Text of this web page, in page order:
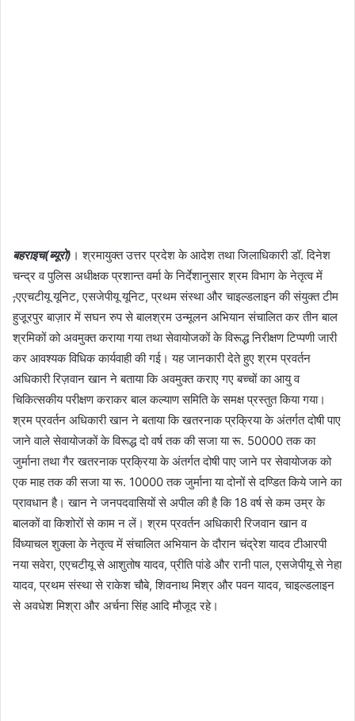
बहराइच(ब्यूरो) । श्रमायुक्त उत्तर प्रदेश के आदेश तथा जिलाधिकारी डॉ. दिनेश
चन्द्र व पुलिस अधीक्षक प्रशान्त वर्मा के निर्देशानुसार श्रम विभाग के नेतृत्व में
,एएचटीयू यूनिट, एसजेपीयू यूनिट, प्रथम संस्था और चाइल्डलाइन की संयुक्त टीम
हुजू़रपुर बाज़ार में सघन रुप से बालश्रम उन्मूलन अभियान संचालित कर तीन बाल
श्रमिकों को अवमुक्त कराया गया तथा सेवायोजकों के विरूद्ध निरीक्षण टिप्पणी जारी
कर आवश्यक विधिक कार्यवाही की गई। यह जानकारी देते हुए श्रम प्रवर्तन
अधिकारी रिज़वान खान ने बताया कि अवमुक्त कराए गए बच्चों का आयु व
चिकित्सकीय परीक्षण कराकर बाल कल्याण समिति के समक्ष प्रस्तुत किया गया।
श्रम प्रवर्तन अधिकारी खान ने बताया कि खतरनाक प्रक्रिया के अंतर्गत दोषी पाए
जाने वाले सेवायोजकों के विरूद्ध दो वर्ष तक की सजा या रू. 50000 तक का
जुर्माना तथा गैर खतरनाक प्रक्रिया के अंतर्गत दोषी पाए जाने पर सेवायोजक को
एक माह तक की सजा या रू. 10000 तक जुर्माना या दोनों से दण्डित किये जाने का
प्रावधान है। खान ने जनपदवासियों से अपील की है कि 18 वर्ष से कम उम्र के
बालकों वा किशोरों से काम न लें। श्रम प्रवर्तन अधिकारी रिजवान खान व
विंध्याचल शुक्ला के नेतृत्व में संचालित अभियान के दौरान चंद्रेश यादव टीआरपी
नया सवेरा, एएचटीयू से आशुतोष यादव, प्रीति पांडे और रानी पाल, एसजेपीयू से नेहा
यादव, प्रथम संस्था से राकेश चौबे, शिवनाथ मिश्र और पवन यादव, चाइल्डलाइन
से अवधेश मिश्रा और अर्चना सिंह आदि मौजूद रहे।